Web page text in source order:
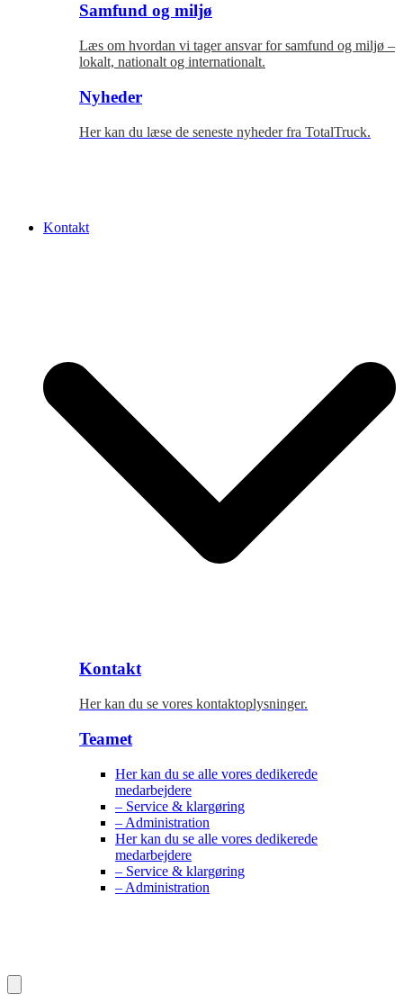
Samfund og miljø
Læs om hvordan vi tager ansvar for samfund og miljø –
lokalt, nationalt og internationalt.
Nyheder
Her kan du læse de seneste nyheder fra TotalTruck.
Kontakt
Kontakt
Her kan du se vores kontaktoplysninger.
Teamet
Her kan du se alle vores dedikerede
medarbejdere
– Service & klargøring
– Administration
Her kan du se alle vores dedikerede
medarbejdere
– Service & klargøring
– Administration